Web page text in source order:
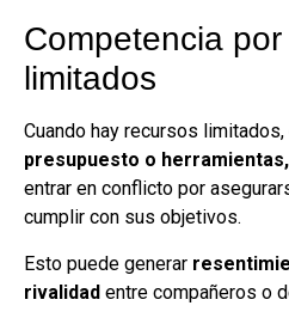
Competencia
limitados
Cuando hay recursos
presupuesto o herramientas,
entrar en conflicto por
cumplir con sus objetivos.
Esto puede generar
rivalidad entre compañeros o